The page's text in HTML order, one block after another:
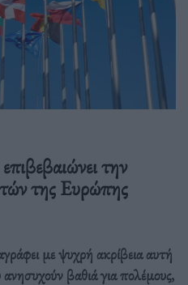
την
της Ευρώπης
με ψυχρή ακρίβεια αυτή
βαθιά για πολέμους,